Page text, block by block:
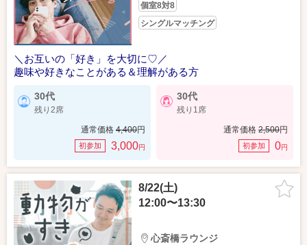
個室8対8
シングルマッチング
＼お互いの「好き」を大切に♡／
趣味や好きなことがある＆理解がある方
30代
残り2席
通常価格 4,400円
初参加 3,000円
30代
残り1席
通常価格 2,500円
初参加 0円
8/22(土)
12:00〜13:30
心斎橋ラウンジ